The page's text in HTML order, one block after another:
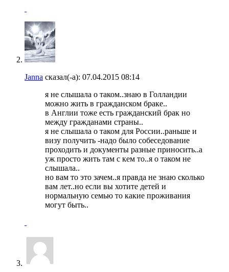
Janna сказал(-а): 07.04.2015 08:14
я не слышала о таком..знаю в Голландии
можно жить в гражданском браке..
в Англии тоже есть гражданский брак но
между гражданами страны..
я не слышала о таком для России..раньше и
визу получить -надо было собеседование
проходить и документы разные приносить..а
уж просто жить там с кем то..я о таком не
слышала..
но вам то это зачем..я правда не знаю сколько
вам лет..но если вы хотите детей и
нормальную семью то какие проживания
могут быть..